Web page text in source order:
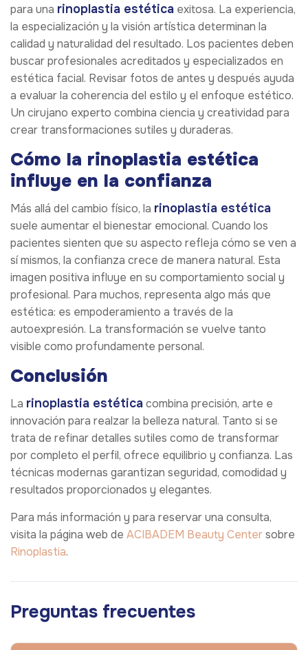
para una rinoplastia estética exitosa. La experiencia,
la especialización y la visión artística determinan la
calidad y naturalidad del resultado. Los pacientes deben
buscar profesionales acreditados y especializados en
estética facial. Revisar fotos de antes y después ayuda
a evaluar la coherencia del estilo y el enfoque estético.
Un cirujano experto combina ciencia y creatividad para
crear transformaciones sutiles y duraderas.
Cómo la rinoplastia estética
influye en la confianza
Más allá del cambio físico, la rinoplastia estética
suele aumentar el bienestar emocional. Cuando los
pacientes sienten que su aspecto refleja cómo se ven a
sí mismos, la confianza crece de manera natural. Esta
imagen positiva influye en su comportamiento social y
profesional. Para muchos, representa algo más que
estética: es empoderamiento a través de la
autoexpresión. La transformación se vuelve tanto
visible como profundamente personal.
Conclusión
La rinoplastia estéticacombina precisión, arte e
innovación para realzar la belleza natural. Tanto si se
trata de refinar detalles sutiles como de transformar
por completo el perfil, ofrece equilibrio y confianza. Las
técnicas modernas garantizan seguridad, comodidad y
resultados proporcionados y elegantes.
Para más información y para reservar una consulta,
visita la página web de ACIBADEM Beauty Centersobre
Rinoplastia.
Preguntas frecuentes